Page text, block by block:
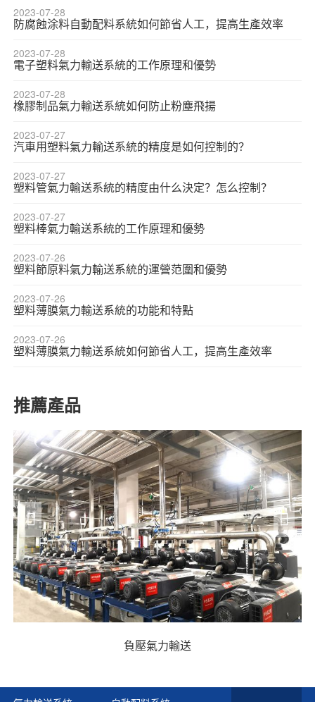
2023-07-28
防腐蝕涂料自動配料系統如何節省人工，提高生產效率
2023-07-28
電子塑料氣力輸送系統的工作原理和優勢
2023-07-28
橡膠制品氣力輸送系統如何防止粉塵飛揚
2023-07-27
汽車用塑料氣力輸送系統的精度是如何控制的？
2023-07-27
塑料管氣力輸送系統的精度由什么決定？怎么控制？
2023-07-27
塑料棒氣力輸送系統的工作原理和優勢
2023-07-26
塑料節原料氣力輸送系統的運營范圍和優勢
2023-07-26
塑料薄膜氣力輸送系統的功能和特點
2023-07-26
塑料薄膜氣力輸送系統如何節省人工，提高生產效率
推薦產品
負壓氣力輸送